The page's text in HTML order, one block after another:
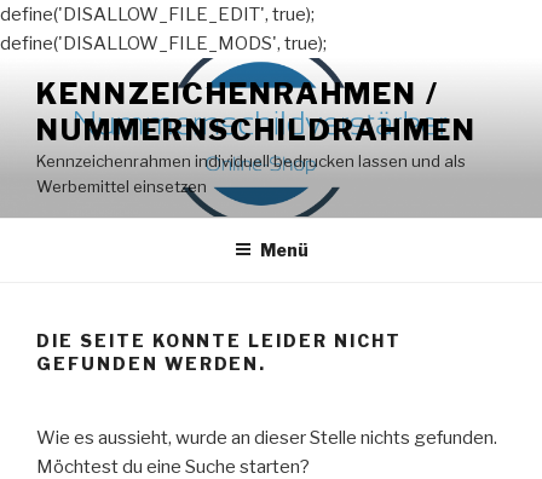
define('DISALLOW_FILE_EDIT', true);
define('DISALLOW_FILE_MODS', true);
Inhalt
springen
KENNZEICHENRAHMEN /
NUMMERNSCHILDRAHMEN
Kennzeichenrahmen individuell bedrucken lassen und als
Werbemittel einsetzen
Menü
DIE SEITE KONNTE LEIDER NICHT
GEFUNDEN WERDEN.
Wie es aussieht, wurde an dieser Stelle nichts gefunden.
Möchtest du eine Suche starten?